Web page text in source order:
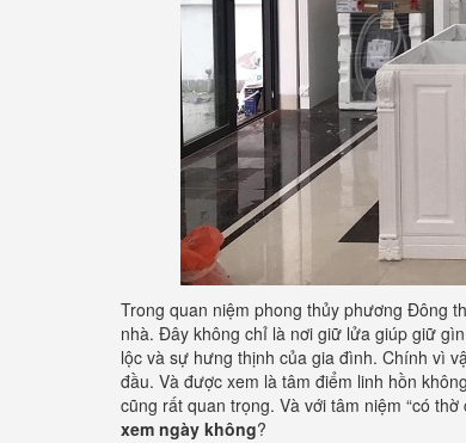
Trong quan niệm phong thủy phương Đông
nhà. Đây không chỉ là nơi giữ lửa giúp giữ
lộc và sự hưng thịnh của gia đình. Chính vì
đầu. Và được xem là tâm điểm linh hồn
cũng rất quan trọng. Và với tâm niệm “có
xem ngày không?